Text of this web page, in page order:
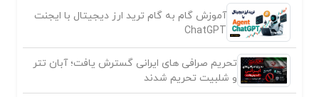
آموزش گام به گام ترید ارز دیجیتال با ایجنت
ChatGPT
تحریم صرافی های ایرانی گسترش یافت؛ آبان تتر
و شلبیت تحریم شدند